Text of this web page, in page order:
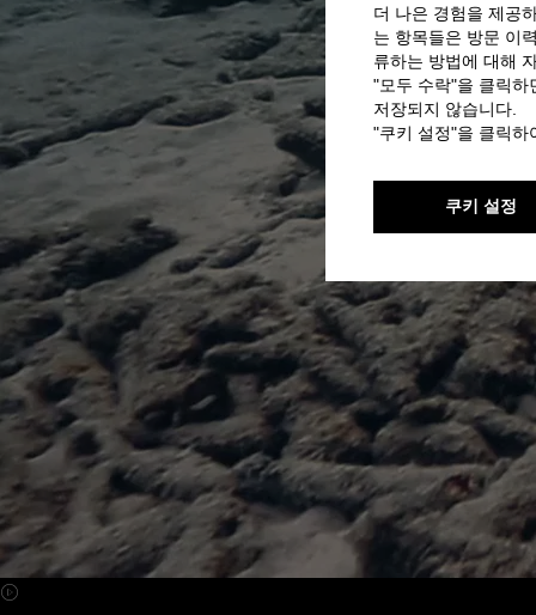
더 나은 경험을 제공
는 항목들은 방문 이
류하는 방법에 대해
"모두 수락"을 클릭하
저장되지 않습니다.
"쿠키 설정"을 클릭하
쿠키 설정